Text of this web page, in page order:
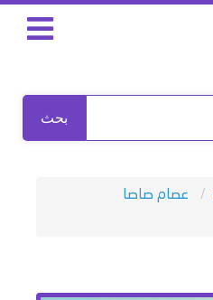
بحث
عصام صاصا